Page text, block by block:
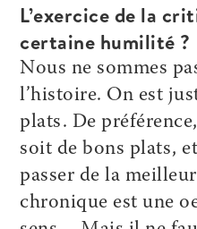
L’exercice de la
certaine humilité ?
Nous ne sommes
l’histoire. On est
plats. De
soit de bons plats,
passer de la
chronique est une